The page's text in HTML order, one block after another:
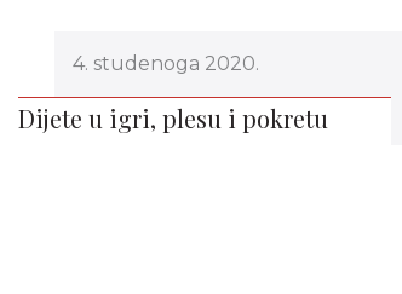
4. studenoga 2020.
Dijete u igri, plesu i pokretu